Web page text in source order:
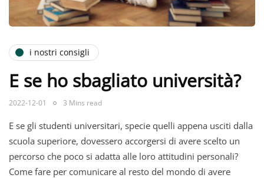
i nostri consigli
E se ho sbagliato università?
2022-12-01 3 Mins read
E se gli studenti universitari, specie quelli appena usciti dalla
scuola superiore, dovessero accorgersi di avere scelto un
percorso che poco si adatta alle loro attitudini personali?
Come fare per comunicare al resto del mondo di avere